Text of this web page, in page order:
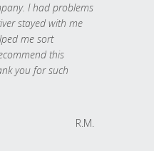
I had problems
stayed with me
me sort
this
you for such
R.M.